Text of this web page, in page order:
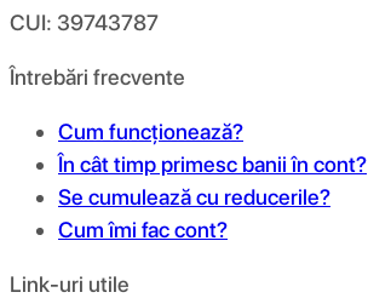
CUI: 39743787
Întrebări frecvente
Cum funcționează?
În cât timp primesc banii în cont?
Se cumulează cu reducerile?
Cum îmi fac cont?
Link-uri utile